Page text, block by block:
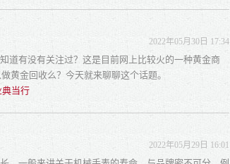
2022年05月30日 17:34
道有没有关注过？这是目前网上比较火的一种黄金商
黄金回收么？今天就来聊聊这个话题。
当行
2022年05月29日 16:01